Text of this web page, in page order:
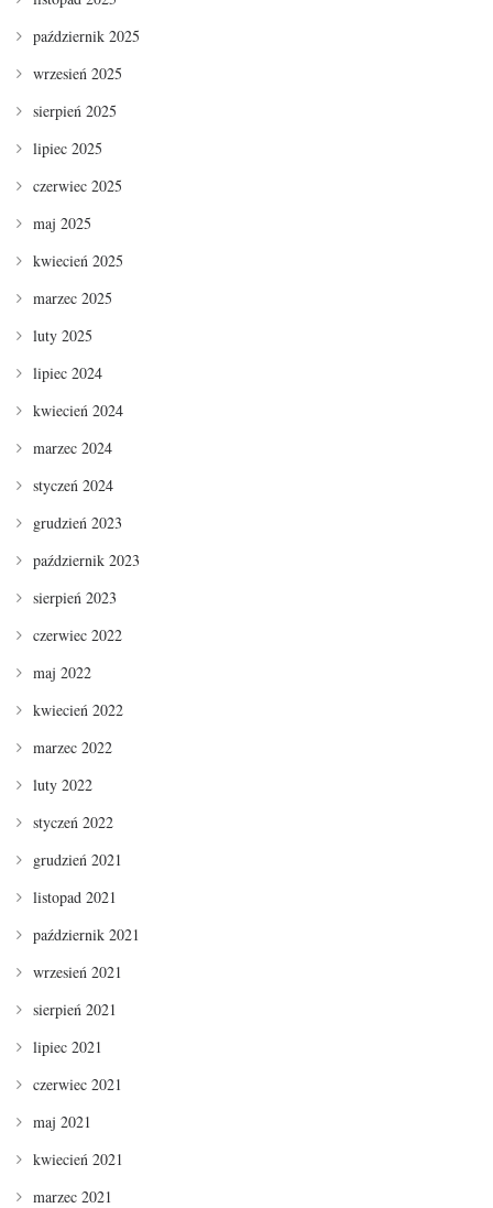
październik 2025
wrzesień 2025
sierpień 2025
lipiec 2025
czerwiec 2025
maj 2025
kwiecień 2025
marzec 2025
luty 2025
lipiec 2024
kwiecień 2024
marzec 2024
styczeń 2024
grudzień 2023
październik 2023
sierpień 2023
czerwiec 2022
maj 2022
kwiecień 2022
marzec 2022
luty 2022
styczeń 2022
grudzień 2021
listopad 2021
październik 2021
wrzesień 2021
sierpień 2021
lipiec 2021
czerwiec 2021
maj 2021
kwiecień 2021
marzec 2021